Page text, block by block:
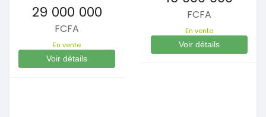
29 000 000
FCFA
En vente
Voir détails
FCFA
En vente
Voir détails